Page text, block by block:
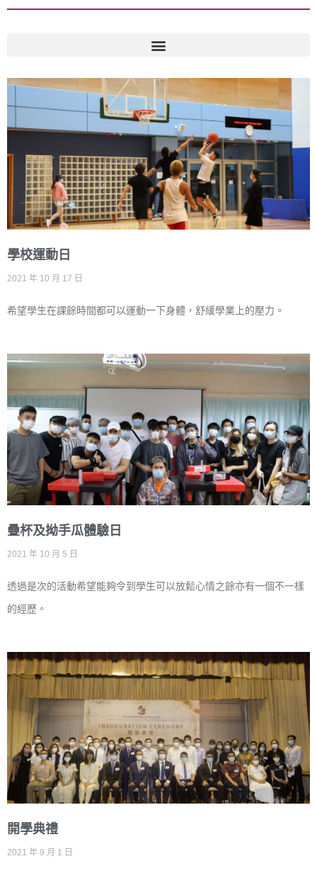
學校運動日
2021 年 10 月 17 日
希望學生在課餘時間都可以運動一下身體，舒緩學業上的壓力。
疊杯及拗手瓜體驗日
2021 年 10 月 5 日
透過是次的活動希望能夠令到學生可以放鬆心情之餘亦有一個不一樣
的經歷。
開學典禮
2021 年 9 月 1 日